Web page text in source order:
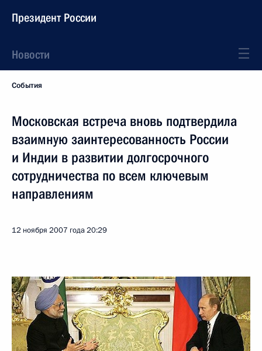
Президент России
Новости
События
Московская встреча вновь подтвердила
взаимную заинтересованность России
и Индии в развитии долгосрочного
сотрудничества по всем ключевым
направлениям
12 ноября 2007 года20:29